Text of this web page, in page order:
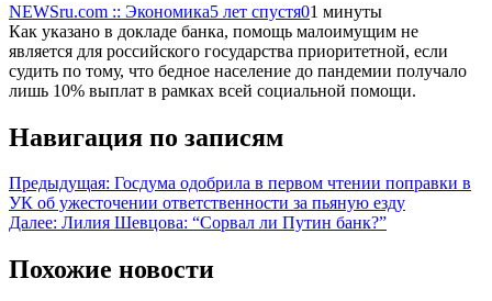
NEWSru.com :: Экономика5 лет спустя01 минуты
Как указано в докладе банка, помощь малоимущим не
является для российского государства приоритетной, если
судить по тому, что бедное население до пандемии получало
лишь 10% выплат в рамках всей социальной помощи.
Навигация по записям
Предыдущая: Госдума одобрила в первом чтении поправки в
УК об ужесточении ответственности за пьяную езду
Далее: Лилия Шевцова: “Сорвал ли Путин банк?”
Похожие новости